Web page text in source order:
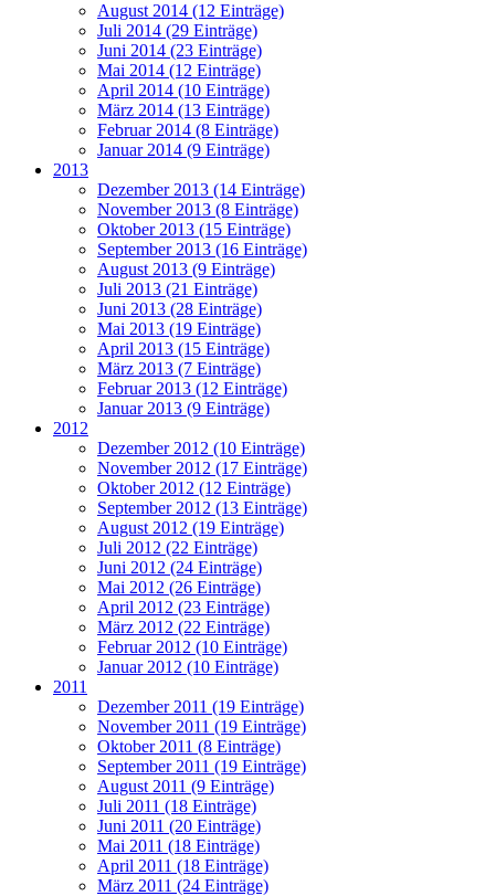
August 2014 (12 Einträge)
Juli 2014 (29 Einträge)
Juni 2014 (23 Einträge)
Mai 2014 (12 Einträge)
April 2014 (10 Einträge)
März 2014 (13 Einträge)
Februar 2014 (8 Einträge)
Januar 2014 (9 Einträge)
2013
Dezember 2013 (14 Einträge)
November 2013 (8 Einträge)
Oktober 2013 (15 Einträge)
September 2013 (16 Einträge)
August 2013 (9 Einträge)
Juli 2013 (21 Einträge)
Juni 2013 (28 Einträge)
Mai 2013 (19 Einträge)
April 2013 (15 Einträge)
März 2013 (7 Einträge)
Februar 2013 (12 Einträge)
Januar 2013 (9 Einträge)
2012
Dezember 2012 (10 Einträge)
November 2012 (17 Einträge)
Oktober 2012 (12 Einträge)
September 2012 (13 Einträge)
August 2012 (19 Einträge)
Juli 2012 (22 Einträge)
Juni 2012 (24 Einträge)
Mai 2012 (26 Einträge)
April 2012 (23 Einträge)
März 2012 (22 Einträge)
Februar 2012 (10 Einträge)
Januar 2012 (10 Einträge)
2011
Dezember 2011 (19 Einträge)
November 2011 (19 Einträge)
Oktober 2011 (8 Einträge)
September 2011 (19 Einträge)
August 2011 (9 Einträge)
Juli 2011 (18 Einträge)
Juni 2011 (20 Einträge)
Mai 2011 (18 Einträge)
April 2011 (18 Einträge)
März 2011 (24 Einträge)